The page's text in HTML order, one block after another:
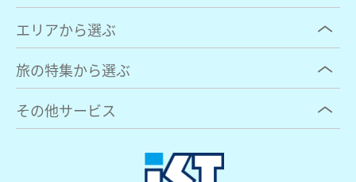
エリアから選ぶ
旅の特集から選ぶ
その他サービス